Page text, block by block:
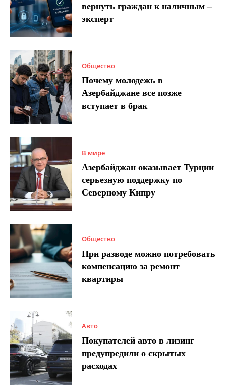
вернуть граждан к наличным –
эксперт
Общество
Почему молодежь в
Азербайджане все позже
вступает в брак
В мире
Азербайджан оказывает Турции
серьезную поддержку по
Северному Кипру
Общество
При разводе можно потребовать
компенсацию за ремонт
квартиры
Авто
Покупателей авто в лизинг
предупредили о скрытых
расходах